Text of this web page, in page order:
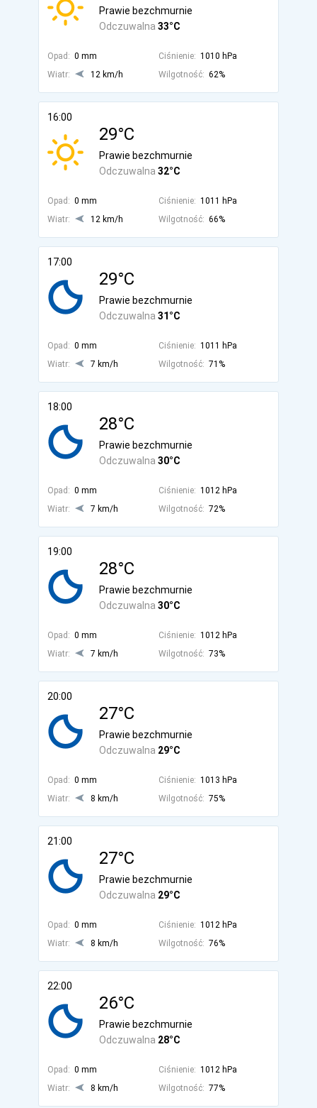
Odczuwalna 33°C
Prawie bezchmurnie
Opad: 0 mm Ciśnienie: 1010 hPa
Wiatr:
12 km/h Wilgotność: 62%
16:00
29°C
Odczuwalna 32°C
Prawie bezchmurnie
Opad: 0 mm Ciśnienie: 1011 hPa
Wiatr:
12 km/h Wilgotność: 66%
17:00
29°C
Odczuwalna 31°C
Prawie bezchmurnie
Opad: 0 mm Ciśnienie: 1011 hPa
Wiatr:
7 km/h Wilgotność: 71%
18:00
28°C
Odczuwalna 30°C
Prawie bezchmurnie
Opad: 0 mm Ciśnienie: 1012 hPa
Wiatr:
7 km/h Wilgotność: 72%
19:00
28°C
Odczuwalna 30°C
Prawie bezchmurnie
Opad: 0 mm Ciśnienie: 1012 hPa
Wiatr:
7 km/h Wilgotność: 73%
20:00
27°C
Odczuwalna 29°C
Prawie bezchmurnie
Opad: 0 mm Ciśnienie: 1013 hPa
Wiatr:
8 km/h Wilgotność: 75%
21:00
27°C
Odczuwalna 29°C
Prawie bezchmurnie
Opad: 0 mm Ciśnienie: 1012 hPa
Wiatr:
8 km/h Wilgotność: 76%
22:00
26°C
Odczuwalna 28°C
Prawie bezchmurnie
Opad: 0 mm Ciśnienie: 1012 hPa
Wiatr:
8 km/h Wilgotność: 77%